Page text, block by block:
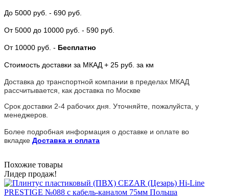
До 5000 руб. - 690 руб.
От 5000 до 10000 руб. - 590 руб.
От 10000 руб. - Бесплатно
Стоимость доставки за МКАД + 25 руб. за км
Доставка до транспортной компании в пределах МКАД
рассчитывается, как доставка по Москве
Срок доставки 2-4 рабочих дня. Уточняйте, пожалуйста, у
менеджеров.
Более подробная информация о доставке и оплате во
вкладке Доставка и оплата
Похожие товары
Лидер продаж!